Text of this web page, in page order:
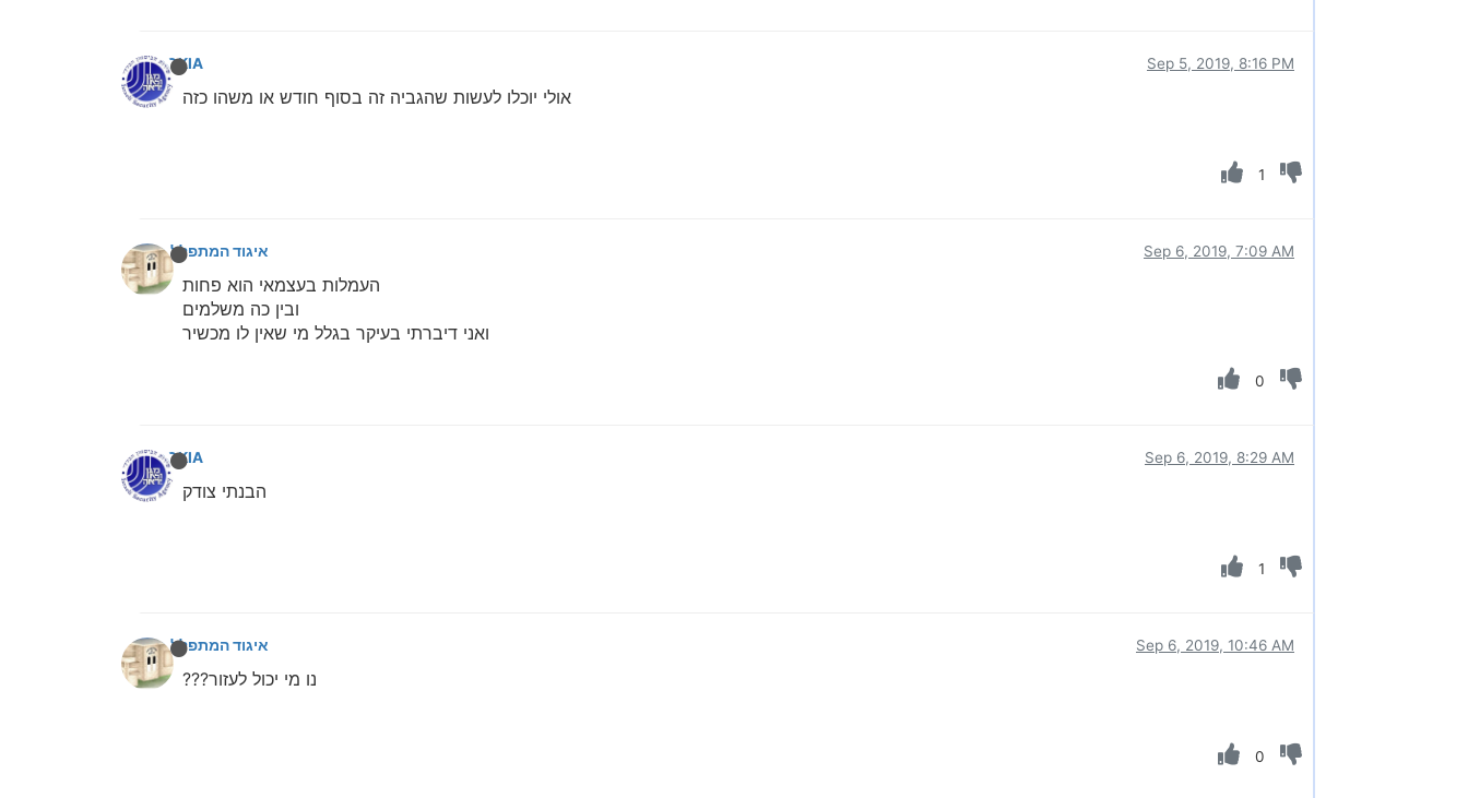
NOKIA Sep 5, 2019, 8:16 PM
אולי יוכלו לעשות שהגביה זה בסוף חודש או משהו כזה
1
איגוד המתפללים Sep 6, 2019, 7:09 AM
העמלות בעצמאי הוא פחות
ובין כה משלמים
ואני דיברתי בעיקר בגלל מי שאין לו מכשיר
0
NOKIA Sep 6, 2019, 8:29 AM
הבנתי צודק
1
איגוד המתפללים Sep 6, 2019, 10:46 AM
נו מי יכול לעזור???
0